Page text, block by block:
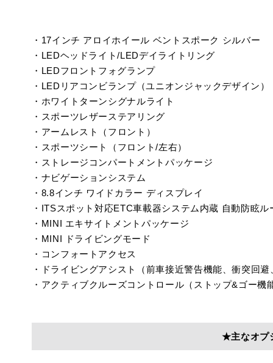
・17インチ アロイホイール ベントスポーク シルバー
・LEDヘッドライト/LEDデイライトリング
・LEDフロントフォグランプ
・LEDリアコンビランプ（ユニオンジャックデザイン）
・ホワイトターンシグナルライト
・スポーツレザーステアリング
・アームレスト（フロント）
・スポーツシート（フロント/左右）
・ストレージコンパートメントパッケージ
・ナビゲーションシステム
・8.8インチ ワイドカラー ディスプレイ
・ITSスポット対応ETC車載器システム内蔵 自動防眩ル
・MINI エキサイトメントパッケージ
・MINI ドライビングモード
・コンフォートアクセス
・ドライビングアシスト（前車接近警告機能、衝突回避
・アクティブクルーズコントロール（ストップ&ゴー機
★主なオプ